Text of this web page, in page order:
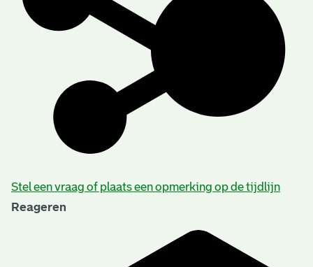
Stel een vraag of plaats een opmerking op de tijdlijn
Reageren